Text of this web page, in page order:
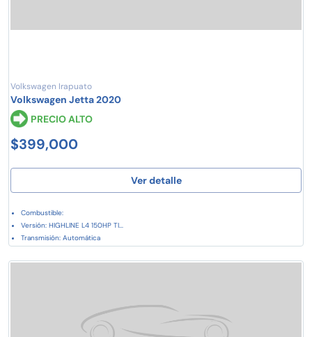
Volkswagen Irapuato
Volkswagen Jetta 2020
PRECIO ALTO
$399,000
Ver detalle
Combustible:
Versión: HIGHLINE L4 150HP TI...
Transmisión: Automática